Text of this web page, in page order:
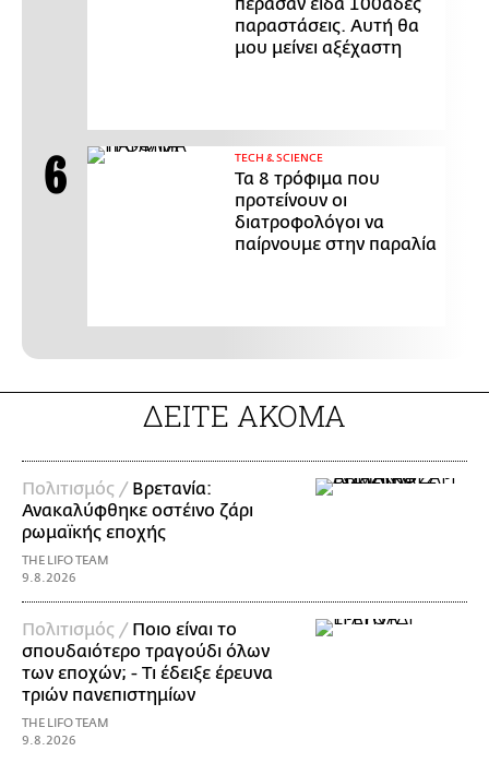
πέρασαν είδα 100άδες
παραστάσεις. Αυτή θα
μου μείνει αξέχαστη
ΤECH & SCIENCE
Τα 8 τρόφιμα που
προτείνουν οι
διατροφολόγοι να
παίρνουμε στην παραλία
ΔΕΙΤΕ ΑΚΟΜΑ
Πολιτισμός / Βρετανία:
Ανακαλύφθηκε οστέινο ζάρι
ρωμαϊκής εποχής
THE LIFO TEAM
9.8.2026
Πολιτισμός / Ποιο είναι το
σπουδαιότερο τραγούδι όλων
των εποχών; - Τι έδειξε έρευνα
τριών πανεπιστημίων
THE LIFO TEAM
9.8.2026